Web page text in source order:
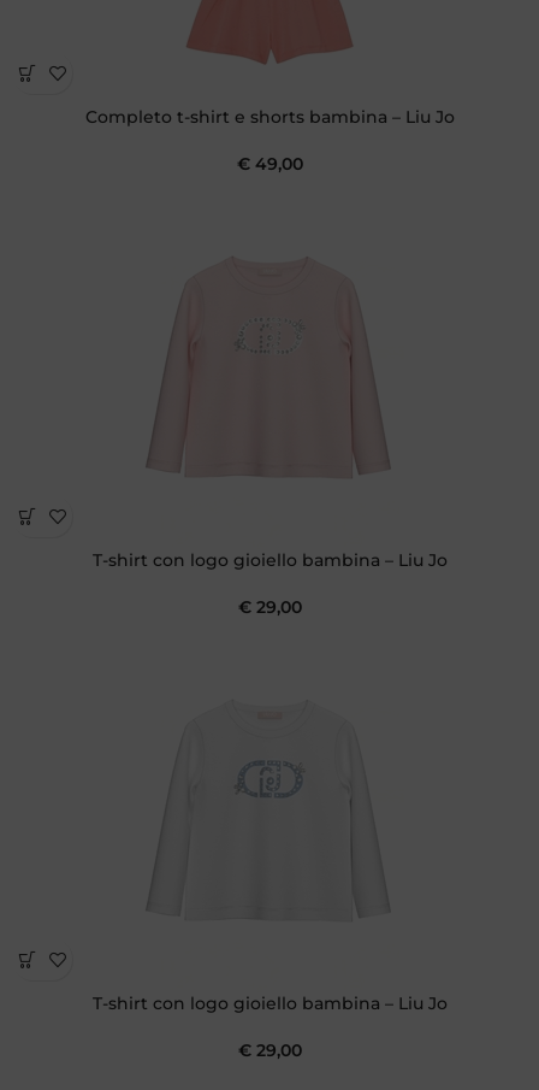
Completo t-shirt e shorts bambina – Liu Jo
€49,00
T-shirt con logo gioiello bambina – Liu Jo
€29,00
T-shirt con logo gioiello bambina – Liu Jo
€29,00